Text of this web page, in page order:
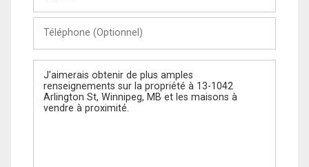
(Optionnel)
Message